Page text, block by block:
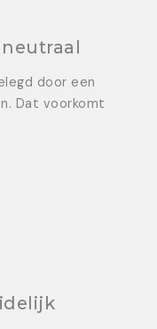
door een
Dat voorkomt